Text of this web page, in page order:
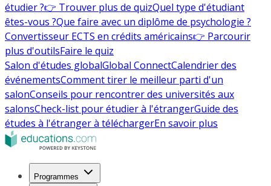
étudier ?👉 Trouver plus de quizQuel type d'étudiant
êtes-vous ?Que faire avec un diplôme de psychologie ?
Convertisseur ECTS en crédits américains👉 Parcourir
plus d'outilsFaire le quiz
Salon d'études globalGlobal ConnectCalendrier des
événementsComment tirer le meilleur parti d'un
salonConseils pour rencontrer des universités aux
salonsCheck-list pour étudier à l'étrangerGuide des
études à l'étranger à téléchargerEn savoir plus
Programmes